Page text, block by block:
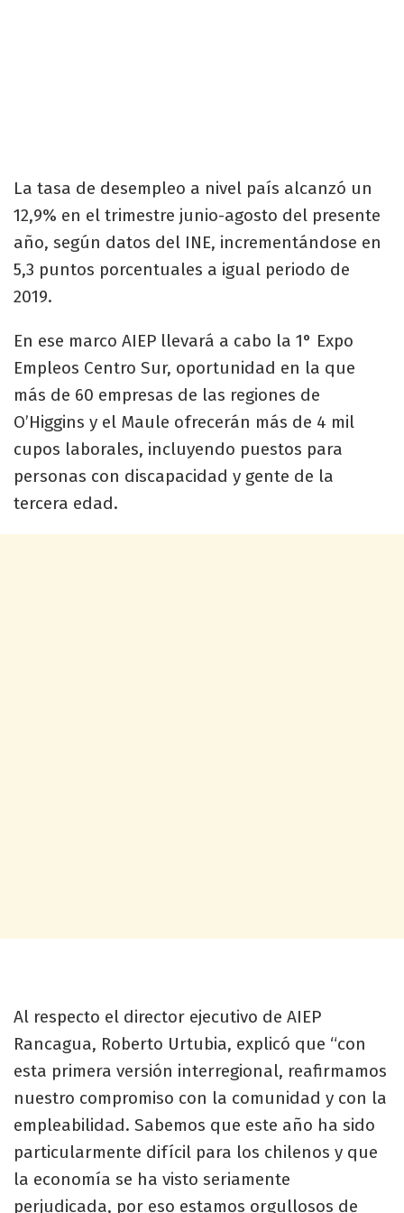
La tasa de desempleo a nivel país alcanzó un
12,9% en el trimestre junio-agosto del presente
año, según datos del INE, incrementándose en
5,3 puntos porcentuales a igual periodo de
2019.
En ese marco AIEP llevará a cabo la 1° Expo
Empleos Centro Sur, oportunidad en la que
más de 60 empresas de las regiones de
O’Higgins y el Maule ofrecerán más de 4 mil
cupos laborales, incluyendo puestos para
personas con discapacidad y gente de la
tercera edad.
Al respecto el director ejecutivo de AIEP
Rancagua, Roberto Urtubia, explicó que “con
esta primera versión interregional, reafirmamos
nuestro compromiso con la comunidad y con la
empleabilidad. Sabemos que este año ha sido
particularmente difícil para los chilenos y que
la economía se ha visto seriamente
perjudicada, por eso estamos orgullosos de